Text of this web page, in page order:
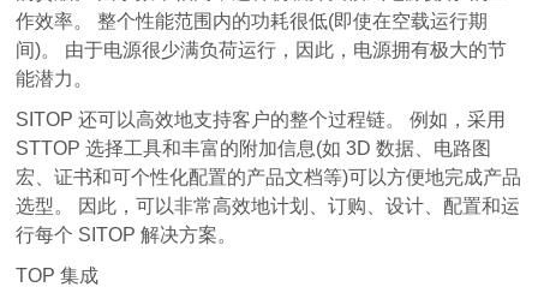
作效率。 整个性能范围内的功耗很低(即使在空载运行期
间)。 由于电源很少满负荷运行，因此，电源拥有极大的节
能潜力。
SITOP 还可以高效地支持客户的整个过程链。 例如，采用
STTOP 选择工具和丰富的附加信息(如 3D 数据、电路图
宏、证书和可个性化配置的产品文档等)可以方便地完成产品
选型。 因此，可以非常高效地计划、订购、设计、配置和运
行每个 SITOP 解决方案。
TOP 集成